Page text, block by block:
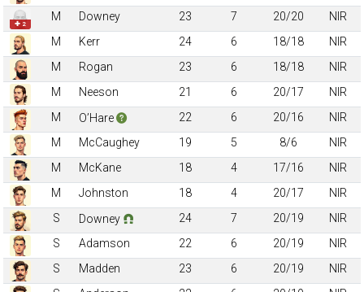
✚ 2
M Downey 23 7 20/20
NIR
M
Kerr 24 6 18/18
NIR
M
Rogan 23 6 18/18
NIR
M
Neeson 21 6 20/17
NIR
M
O’Hare 22 6 20/16
NIR
M
McCaughey 19 5 8/6
NIR
M
McKane 18 4 17/16
NIR
M
Johnston 18 4 20/17
NIR
S
Downey 24 7 20/19
NIR
S
Adamson 22 6 20/19
NIR
S
Madden 23 6 20/19
NIR